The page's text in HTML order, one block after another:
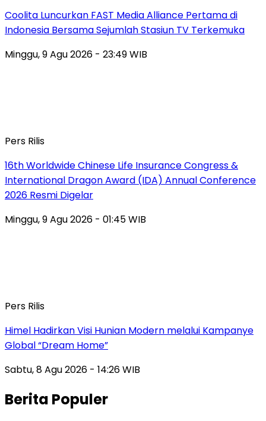
Coolita Luncurkan FAST Media Alliance Pertama di
Indonesia Bersama Sejumlah Stasiun TV Terkemuka
Minggu, 9 Agu 2026 - 23:49 WIB
Pers Rilis
16th Worldwide Chinese Life Insurance Congress &
International Dragon Award (IDA) Annual Conference
2026 Resmi Digelar
Minggu, 9 Agu 2026 - 01:45 WIB
Pers Rilis
Himel Hadirkan Visi Hunian Modern melalui Kampanye
Global “Dream Home”
Sabtu, 8 Agu 2026 - 14:26 WIB
Berita Populer